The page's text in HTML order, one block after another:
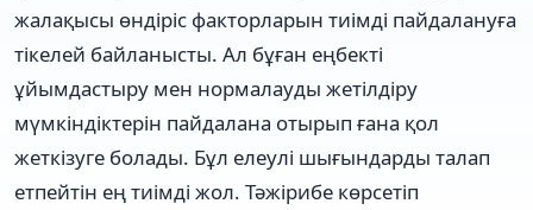
жалақысы өндіріс факторларын тиімді пайдалануға
тікелей байланысты. Ал бұған еңбекті
ұйымдастыру мен нормалауды жетілдіру
мүмкіндіктерін пайдалана отырып ғана қол
жеткізуге болады. Бұл елеулі шығындарды талап
етпейтін ең тиімді жол. Тәжірибе көрсетіп